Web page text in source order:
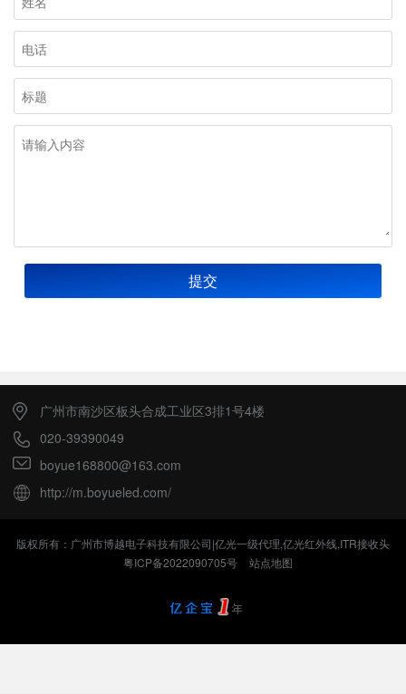
提交
广州市南沙区板头合成工业区3排1号4楼
020-39390049
boyue168800@163.com
http://m.boyueled.com/
版权所有：广州市博越电子科技有限公司|亿光一级代理,亿光红外线,ITR接收头
粤ICP备2022090705号
站点地图